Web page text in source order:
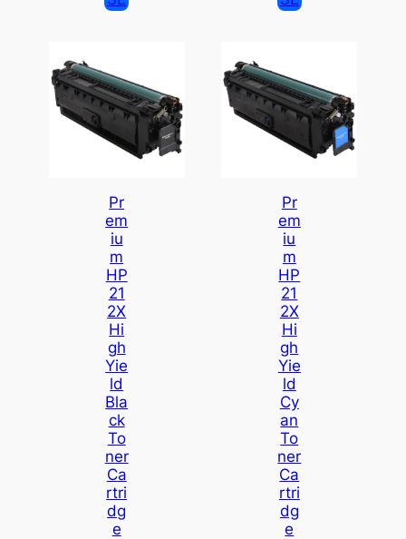
Pr
Em
Iu
M
HP
21
2X
Hi
Gh
Yie
Ld
Bla
Ck
To
Ner
Ca
Rtri
Dg
E
Pr
Em
Iu
M
HP
21
2X
Hi
Gh
Yie
Ld
Cy
An
To
Ner
Ca
Rtri
Dg
E